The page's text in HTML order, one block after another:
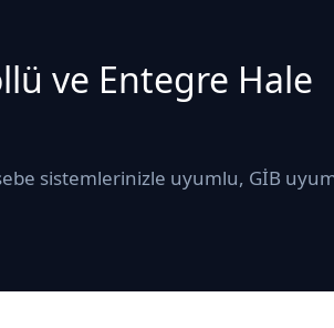
ve Entegre Hale
sistemlerinizle uyumlu, GİB